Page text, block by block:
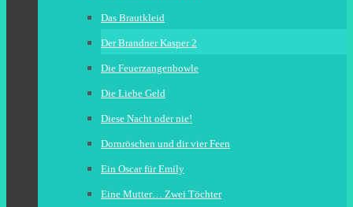
Das Brautkleid
Der Brandner Kasper 2
Die Feuerzangenbowle
Die Liebe Geld
Diese Nacht oder nie!
Dornröschen und dir vier Feen
Ein Oscar für Emily
Eine Mutter… Zwei Töchter